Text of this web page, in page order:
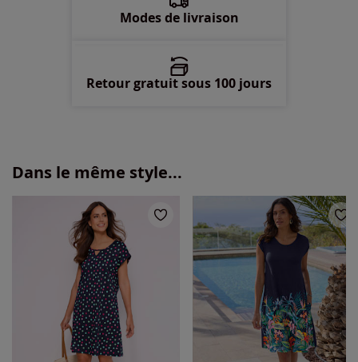
Modes de livraison
Retour gratuit sous 100 jours
Dans le même style...